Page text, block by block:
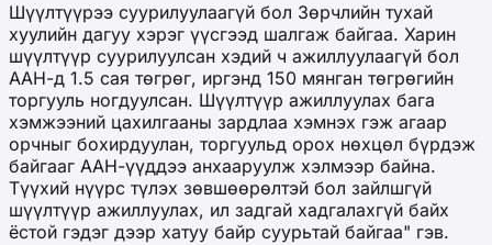
Шүүлтүүрээ суурилуулаагүй бол Зөрчлийн тухай
хуулийн дагуу хэрэг үүсгээд шалгаж байгаа. Харин
шүүлтүүр суурилуулсан хэдий ч ажиллуулаагүй бол
ААН-д 1.5 сая төгрөг, иргэнд 150 мянган төгрөгийн
торгууль ногдуулсан. Шүүлтүүр ажиллуулах бага
хэмжээний цахилгааны зардлаа хэмнэх гэж агаар
орчныг бохирдуулан, торгуульд орох нөхцөл бүрдэж
байгааг ААН-үүддээ анхааруулж хэлмээр байна.
Түүхий нүүрс түлэх зөвшөөрөлтэй бол зайлшгүй
шүүлтүүр ажиллуулах, ил задгай хадгалахгүй байх
ёстой гэдэг дээр хатуу байр суурьтай байгаа" гэв.